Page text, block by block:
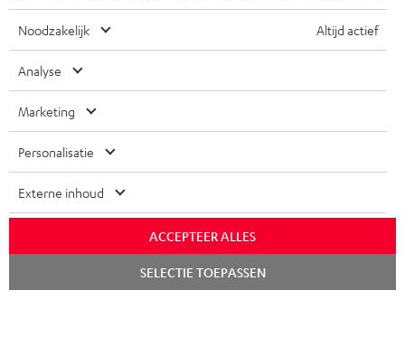
IN-EAR
FANSHOP
NIEUWKOMERS
TEUFEL STORY
MANAGEMENT
DUURZAAMHEID
NORMEN EN WAARDES
STUDENTENKORTING
SPANJE
ITALIË
ANDERE LANDEN
'Kennelijke' (typ)fouten voorbehouden. De op de foto's afgebeelde
accessoires zijn niet bij de levering inbegrepen. Eventuele
verwijderingskosten voor batterijen zijn bij de prijs inbegrepen.
EU Data Act hier de overeenkomst herroepen
Noodzakelijk Altijd actief
Analyse
Marketing
Personalisatie
Externe inhoud
ACCEPTEER ALLES
SELECTIE TOEPASSEN